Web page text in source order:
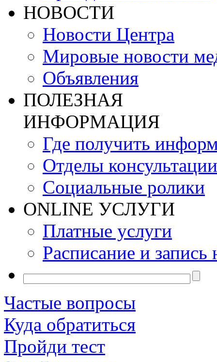
НОВОСТИ
Новости Центра
Мировые новости
Объявления
ПОЛЕЗНАЯ
ИНФОРМАЦИЯ
Где получить
Отделы консультации
Социальные ролики
ONLINE УСЛУГИ
Платные услуги
Расписание и запись
Частые вопросы
Куда обратиться
Пройди тест